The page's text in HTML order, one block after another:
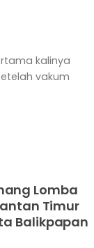
kalinya
vakum
Lomba
Timur
Balikpapan